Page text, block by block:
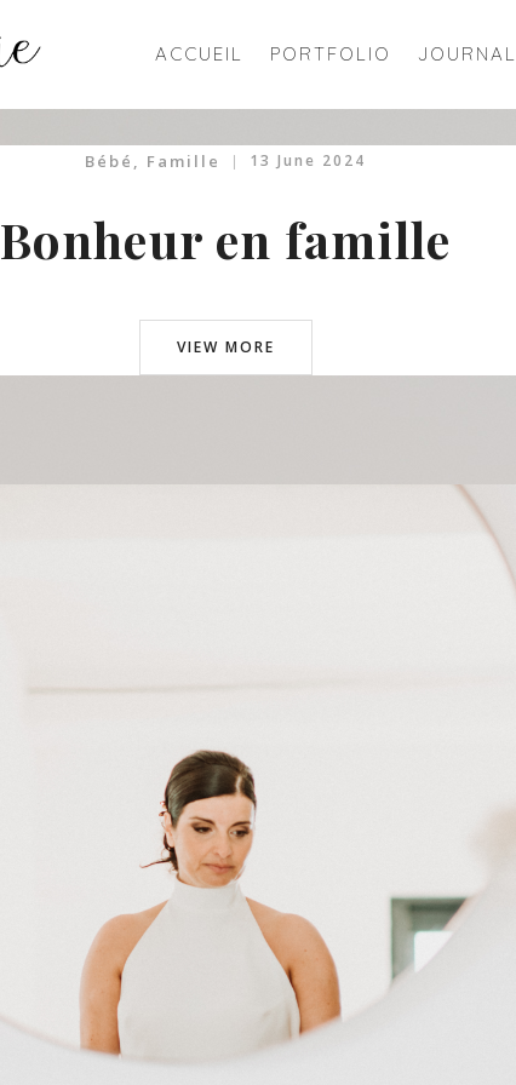
ACCUEIL PORTFOLIO JOURNAL
Bébé , Famille 13 June 2024
Bonheur en famille
VIEW MORE